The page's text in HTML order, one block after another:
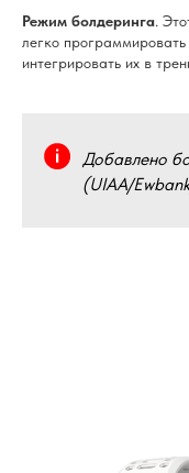
Режим болдеринга.
легко
интегрировать их в
Добавлено
(UIAA/